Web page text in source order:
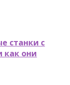
станки с
как они